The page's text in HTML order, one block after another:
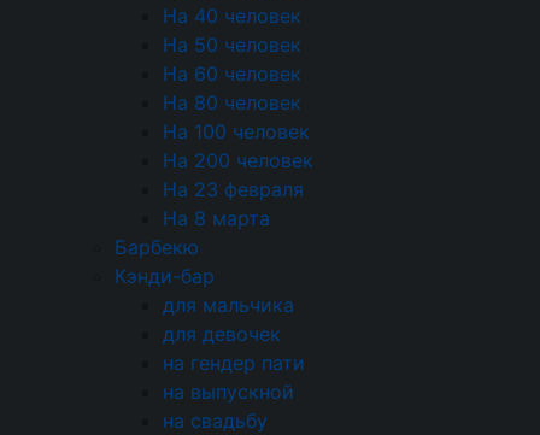
На 40 человек
На 50 человек
На 60 человек
На 80 человек
На 100 человек
На 200 человек
На 23 февраля
На 8 марта
Барбекю
Кэнди-бар
для мальчика
для девочек
на гендер пати
на выпускной
на свадьбу
компании согласуют все финансовые и
организационные условия.
Что отличает наш
подход к кейтерингу в
Долгопрудном
Наш подход основан на глубоком понимании
специфики местных мероприятий. Наша
команда знает, как организовать кейтеринг для
научного сообщества, IT-компаний и
образовательных учреждений. Это отражается
в умении безупречно работать с технически
сложными площадками и строго соблюдать